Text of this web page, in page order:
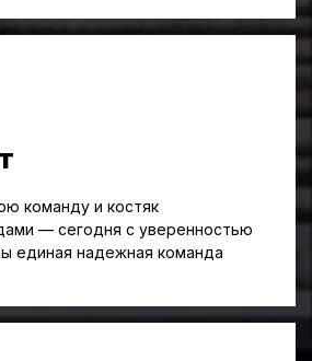
команду и костяк
— сегодня с уверенностью
единая надежная команда